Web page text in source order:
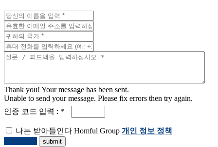
Thank you! Your message has been sent.
Unable to send your message. Please fix errors then try again.
인증 코드 입력 : *
나는 받아들인다 Homful Group 개인 정보 정책